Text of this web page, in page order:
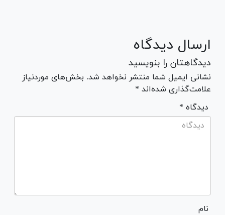
ارسال دیدگاه
دیدگاهتان را بنویسید
نشانی ایمیل شما منتشر نخواهد شد. بخش‌های موردنیاز
علامت‌گذاری شده‌اند *
* دیدگاه
نام